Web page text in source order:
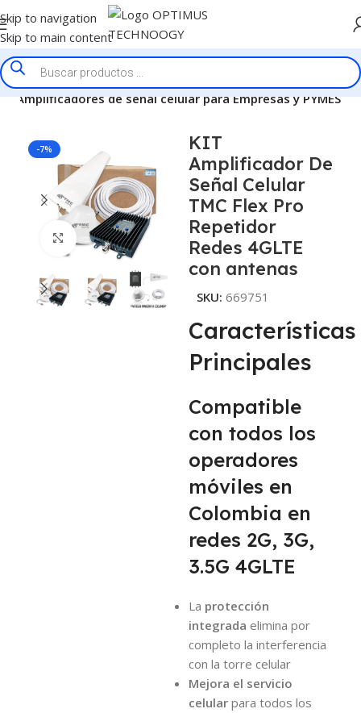
Skip to navigation
Skip to main content
Amplificadores de señal celular para Empresas y PYMES
-7%
Click to enlarge
KIT
Amplificador De
Señal Celular
TMC Flex Pro
Repetidor
Redes 4GLTE
con antenas
SKU: 669751
Características
Principales
Compatible
con todos los
operadores
móviles en
Colombia en
redes 2G, 3G,
3.5G 4GLTE
La protección
integrada elimina por
completo la interferencia
con la torre celular
Mejora el servicio
celular para todos los